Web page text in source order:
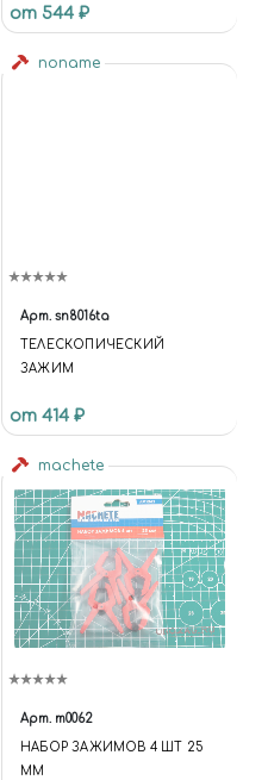
от 544 ₽
noname
Арт. sn8016ta
ТЕЛЕСКОПИЧЕСКИЙ
ЗАЖИМ
от 414 ₽
machete
Арт. m0062
НАБОР ЗАЖИМОВ 4 ШТ 25
ММ